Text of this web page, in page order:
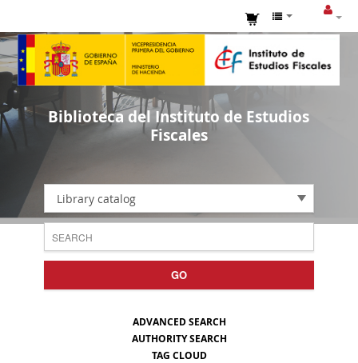
Biblioteca del Instituto de Estudios
Fiscales
Library catalog
GO
ADVANCED SEARCH
AUTHORITY SEARCH
TAG CLOUD